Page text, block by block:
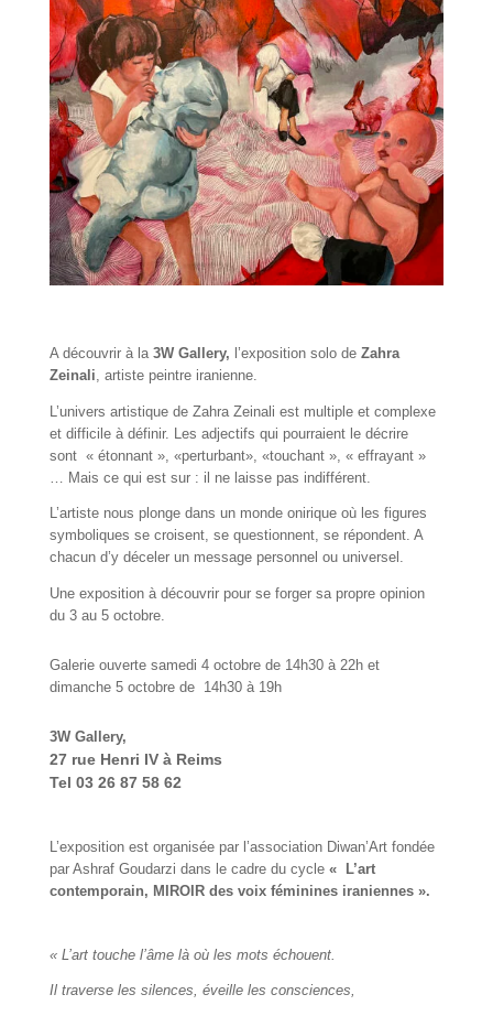
A découvrir à la 3W Gallery, l’exposition solo deZahra
Zeinali, artiste peintre iranienne.
L’univers artistique de Zahra Zeinali est multiple et complexe
et difficile à définir. Les adjectifs qui pourraient le décrire
sont « étonnant », «perturbant», «touchant », « effrayant »
… Mais ce qui est sur : il ne laisse pas indifférent.
L’artiste nous plonge dans un monde onirique où les figures
symboliques se croisent, se questionnent, se répondent. A
chacun d’y déceler un message personnel ou universel.
Une exposition à découvrir pour se forger sa propre opinion
du 3 au 5 octobre.
Galerie ouverte samedi 4 octobre de 14h30 à 22h et
dimanche 5 octobre de 14h30 à 19h
3W Gallery,
27 rue Henri IV à Reims
Tel 03 26 87 58 62
L’exposition est organisée par l’association Diwan’Art fondée
par Ashraf Goudarzi dans le cadre du cycle« L’art
contemporain, MIROIR des voix féminines iraniennes ».
« L’art touche l’âme là où les mots échouent.
Il traverse les silences, éveille les consciences,